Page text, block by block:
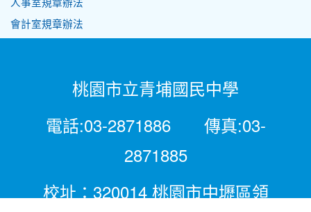
人事室規章辦法
會計室規章辦法
桃園市立青埔國民中學
電話:03-2871886 傳真:03-
2871885
校址：320014 桃園市中壢區領